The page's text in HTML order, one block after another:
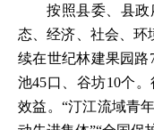
按照县委、县
态、经济、社会、环
续在世纪林建果园路
池45口、谷坊10个
效益。“汀江流域青